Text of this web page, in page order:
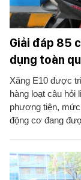
Giải đáp 85
dụng toàn
Xăng E10 được
hàng loạt câu hỏi
phương tiện,
động cơ đang